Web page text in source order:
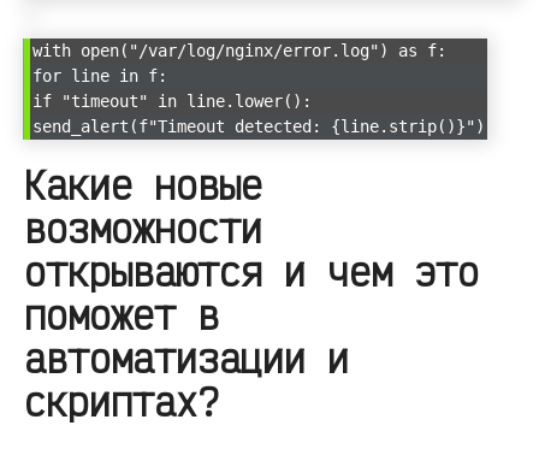
with open("/var/log/nginx/error.log") as f:
for line in f:
if "timeout" in line.lower():
send_alert(f"Timeout detected: {line.strip()}")
Какие новые
возможности
открываются и чем это
поможет в
автоматизации и
скриптах?